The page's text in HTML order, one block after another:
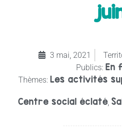
3 mai, 2021
Publics: En
Thèmes: Les activités
Centre social éclaté,